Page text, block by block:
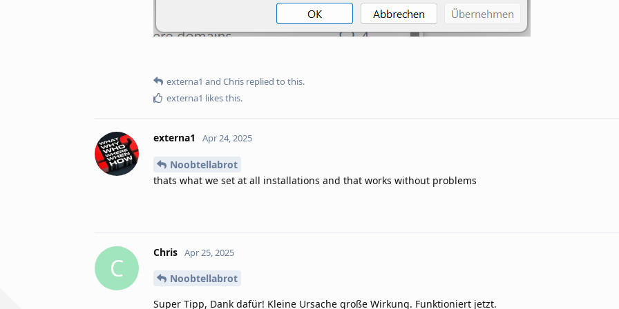
externa1 and Chris replied to this.
externa1 likes this.
externa1 Apr 24, 2025
Noobtellabrot
thats what we set at all installations and that works without problems
C
Chris Apr 25, 2025
Noobtellabrot
Super Tipp, Dank dafür! Kleine Ursache große Wirkung. Funktioniert jetzt.